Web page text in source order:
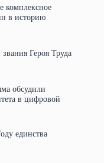
комплексное
в историю
Героя Труда
обсудили
в цифровой
единства